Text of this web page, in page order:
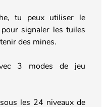
tu peux utiliser le
signaler les tuiles
des mines.
3 modes de jeu
les 24 niveaux de